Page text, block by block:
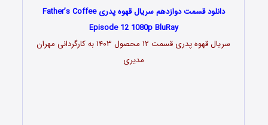
دانلود قسمت دوازدهم سریال قهوه پدری Father’s Coffee
Episode 12 1080p BluRay
سریال قهوه پدری قسمت ۱۲ محصول ۱۴۰۳ به کارگردانی مهران
مدیری